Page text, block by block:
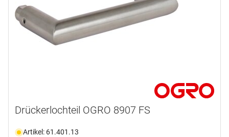
Drückerlochteil OGRO 8907 FS
Artikel: 61.401.13